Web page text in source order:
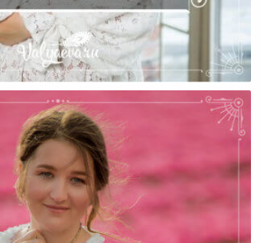
Время Наедине С Самой Собой